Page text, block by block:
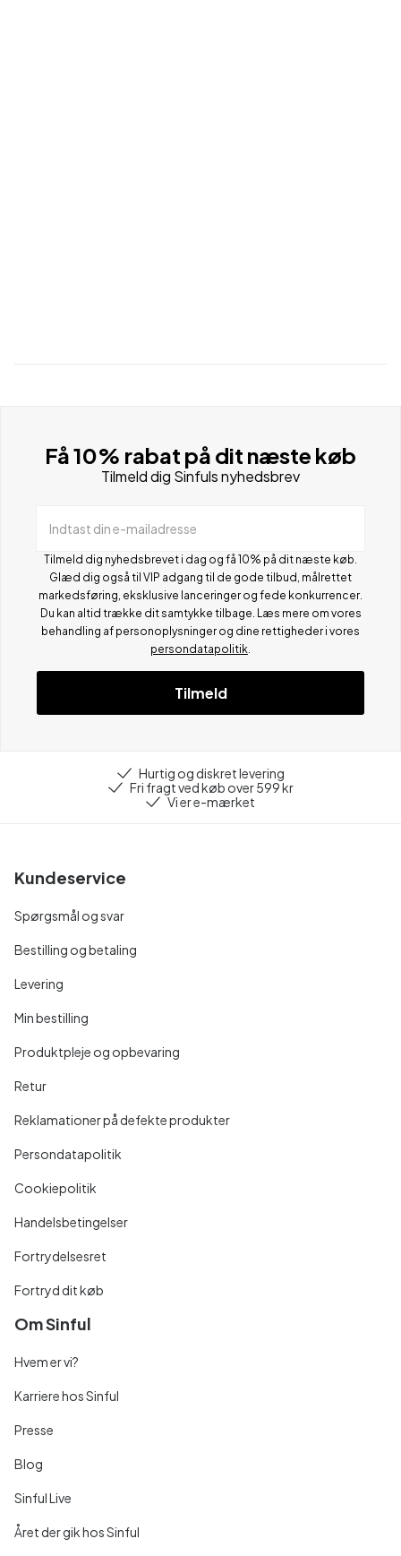
Få 10% rabat på dit næste køb
Tilmeld dig Sinfuls nyhedsbrev
Indtast din e-mailadresse
Tilmeld dig nyhedsbrevet i dag og få 10% på dit næste køb.
Glæd dig også til VIP adgang til de gode tilbud, målrettet
markedsføring, eksklusive lanceringer og fede konkurrencer.
Du kan altid trække dit samtykke tilbage. Læs mere om vores
behandling af personoplysninger og dine rettigheder i vores
persondatapolitik
Tilmeld
Hurtig og diskret levering
Fri fragt ved køb over 599 kr
Vi er e-mærket
Kundeservice
Spørgsmål og svar
Bestilling og betaling
Levering
Min bestilling
Produktpleje og opbevaring
Retur
Reklamationer på defekte produkter
Persondatapolitik
Cookiepolitik
Handelsbetingelser
Fortrydelsesret
Fortryd dit køb
Om Sinful
Hvem er vi?
Karriere hos Sinful
Presse
Blog
Sinful Live
Året der gik hos Sinful